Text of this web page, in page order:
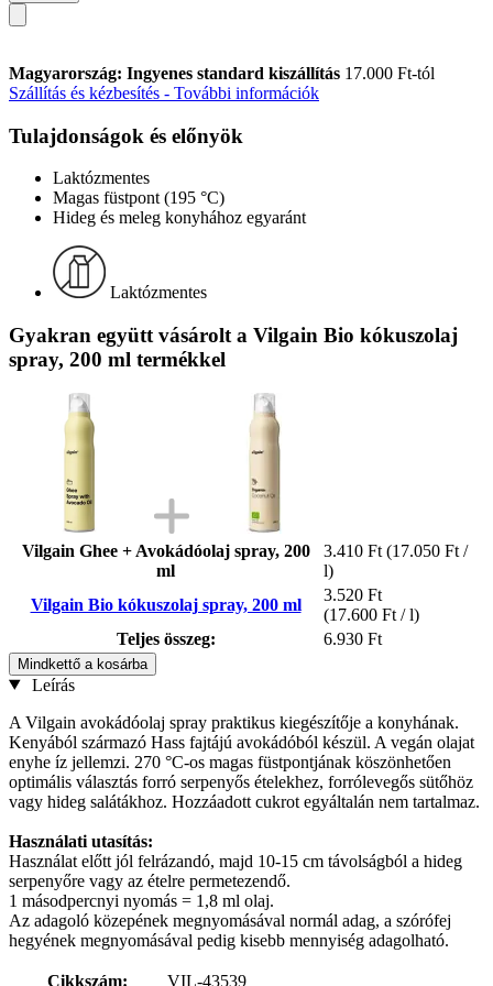
Magyarország: Ingyenes standard kiszállítás 17.000 Ft-tól
Szállítás és kézbesítés - További információk
Tulajdonságok és előnyök
Laktózmentes
Magas füstpont (195 °C)
Hideg és meleg konyhához egyaránt
Laktózmentes
Gyakran együtt vásárolt a Vilgain Bio kókuszolaj
spray, 200 ml termékkel
Vilgain Ghee + Avokádóolaj spray, 200
ml
3.410 Ft (17.050 Ft /
l)
Vilgain Bio kókuszolaj spray, 200 ml
3.520 Ft
(17.600 Ft / l)
Teljes összeg:
6.930 Ft
Mindkettő a kosárba
Leírás
A Vilgain avokádóolaj spray praktikus kiegészítője a konyhának.
Kenyából származó Hass fajtájú avokádóból készül. A vegán olajat
enyhe íz jellemzi. 270 °C-os magas füstpontjának köszönhetően
optimális választás forró serpenyős ételekhez, forrólevegős sütőhöz
vagy hideg salátákhoz. Hozzáadott cukrot egyáltalán nem tartalmaz.
Használati utasítás:
Használat előtt jól felrázandó, majd 10-15 cm távolságból a hideg
serpenyőre vagy az ételre permetezendő.
1 másodpercnyi nyomás = 1,8 ml olaj.
Az adagoló közepének megnyomásával normál adag, a szórófej
hegyének megnyomásával pedig kisebb mennyiség adagolható.
Cikkszám: VIL-43539